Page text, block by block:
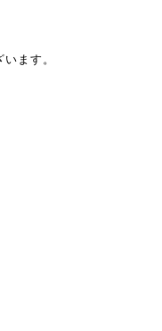
ます。